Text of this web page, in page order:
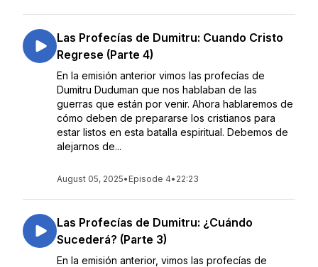
Las Profecías de Dumitru: Cuando Cristo
Regrese (Parte 4)
En la emisión anterior vimos las profecías de
Dumitru Duduman que nos hablaban de las
guerras que están por venir. Ahora hablaremos de
cómo deben de prepararse los cristianos para
estar listos en esta batalla espiritual. Debemos de
alejarnos de...
August 05, 2025• Episode 4• 22:23
Las Profecías de Dumitru: ¿Cuándo
Sucederá? (Parte 3)
En la emisión anterior, vimos las profecías de